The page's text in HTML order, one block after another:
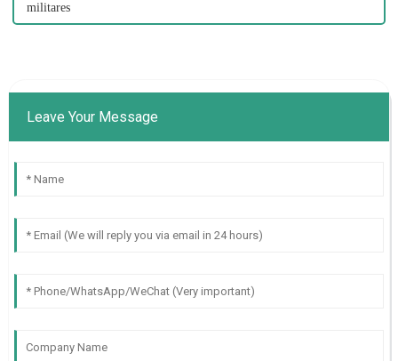
militares
Leave Your Message